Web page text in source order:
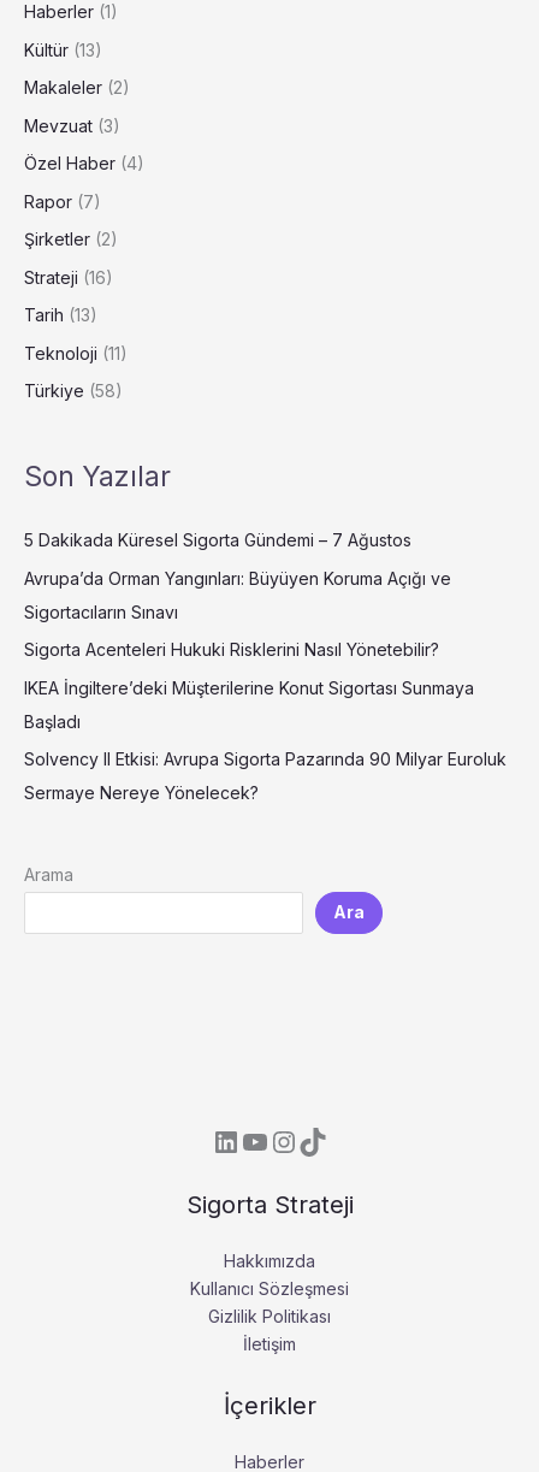
Haberler (1)
Kültür (13)
Makaleler (2)
Mevzuat (3)
Özel Haber (4)
Rapor (7)
Şirketler (2)
Strateji (16)
Tarih (13)
Teknoloji (11)
Türkiye (58)
Son Yazılar
5 Dakikada Küresel Sigorta Gündemi – 7 Ağustos
Avrupa’da Orman Yangınları: Büyüyen Koruma Açığı ve
Sigortacıların Sınavı
Sigorta Acenteleri Hukuki Risklerini Nasıl Yönetebilir?
IKEA İngiltere’deki Müşterilerine Konut Sigortası Sunmaya
Başladı
Solvency II Etkisi: Avrupa Sigorta Pazarında 90 Milyar Euroluk
Sermaye Nereye Yönelecek?
Arama
Ara
Sigorta Strateji
Hakkımızda
Kullanıcı Sözleşmesi
Gizlilik Politikası
İletişim
İçerikler
Haberler